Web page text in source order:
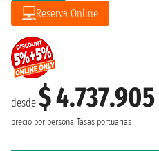
desde $ 4.737.905
precio por persona Tasas portuarias
Reserva Online